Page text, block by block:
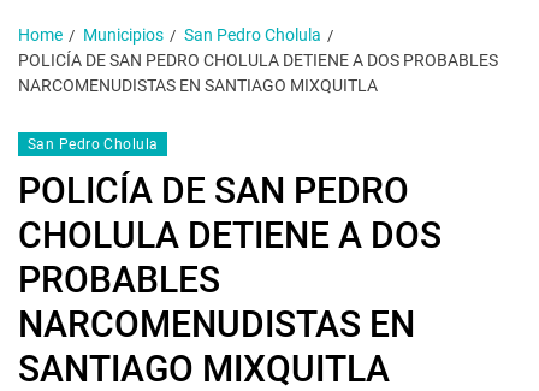
Home Municipios
San Pedro Cholula
POLICÍA DE SAN PEDRO CHOLULA DETIENE A DOS PROBABLES
NARCOMENUDISTAS EN SANTIAGO MIXQUITLA
San Pedro Cholula
POLICÍA DE SAN PEDRO
CHOLULA DETIENE A DOS
PROBABLES
NARCOMENUDISTAS EN
SANTIAGO MIXQUITLA